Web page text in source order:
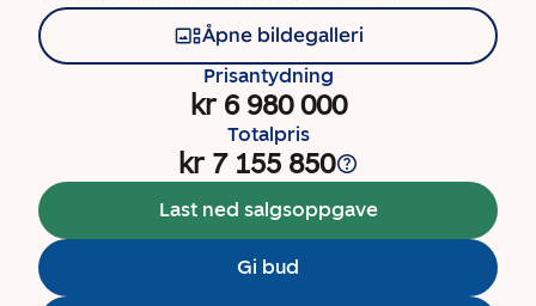
Åpne bildegalleri
Prisantydning
kr 6 980 000
Totalpris
kr 7 155 850
Last ned salgsoppgave
Gi bud